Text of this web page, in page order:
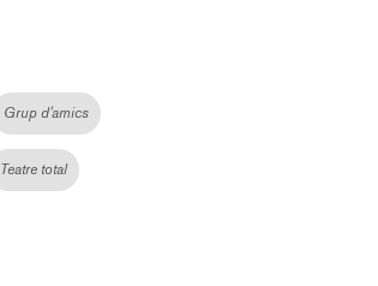
Grup d'amics
Teatre total